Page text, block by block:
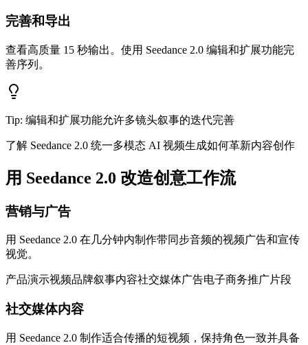
完善和导出
查看高质量 15 秒输出。使用 Seedance 2.0 编辑和扩展功能完
善序列。
Tip: 编辑和扩展功能允许多镜头叙事的迭代完善
了解 Seedance 2.0 统一多模态 AI 视频生成如何革新内容创作
用 Seedance 2.0 改造创意工作流
营销与广告
用 Seedance 2.0 在几分钟内制作带同步音频的视频广告和宣传
视觉。
产品演示视频品牌叙事内容社交媒体广告电子商务推广片段
社交媒体内容
用 Seedance 2.0 制作适合传播的短视频，保持角色一致并具备